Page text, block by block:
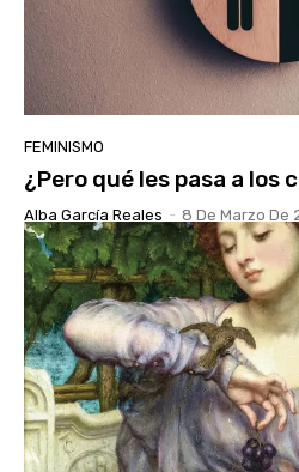
FEMINISMO
¿Pero qué les pasa a los
Alba García Reales - 8 De Marzo De